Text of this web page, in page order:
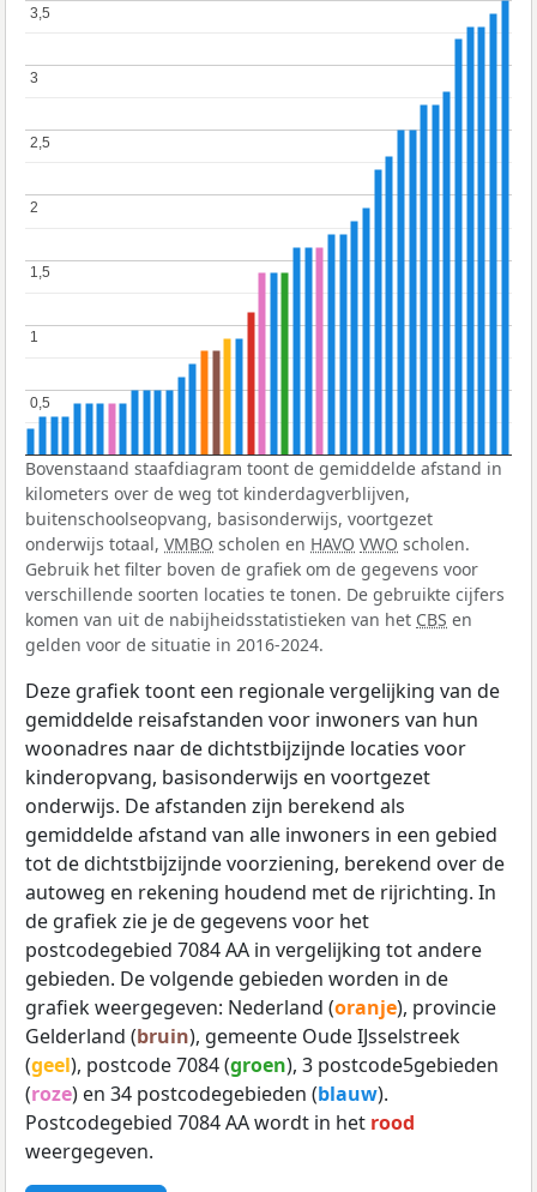
0,5
0,5
1
1
1,5
1,5
2
2
2,5
2,5
3
3
3,5
3,5
Bovenstaand staafdiagram toont de gemiddelde afstand in
kilometers over de weg tot kinderdagverblijven,
buitenschoolseopvang, basisonderwijs, voortgezet
onderwijs totaal, VMBO scholen en HAVO VWO scholen.
Gebruik het filter boven de grafiek om de gegevens voor
verschillende soorten locaties te tonen. De gebruikte cijfers
komen van uit de nabijheidsstatistieken van het CBS en
gelden voor de situatie in 2016-2024.
Deze grafiek toont een regionale vergelijking van de
gemiddelde reisafstanden voor inwoners van hun
woonadres naar de dichtstbijzijnde locaties voor
kinderopvang, basisonderwijs en voortgezet
onderwijs. De afstanden zijn berekend als
gemiddelde afstand van alle inwoners in een gebied
tot de dichtstbijzijnde voorziening, berekend over de
autoweg en rekening houdend met de rijrichting. In
de grafiek zie je de gegevens voor het
postcodegebied 7084 AA in vergelijking tot andere
gebieden. De volgende gebieden worden in de
grafiek weergegeven: Nederland (oranje), provincie
Gelderland (bruin), gemeente Oude IJsselstreek
(geel), postcode 7084 (groen), 3 postcode5gebieden
(roze) en 34 postcodegebieden (blauw).
Postcodegebied 7084 AA wordt in het rood
weergegeven.